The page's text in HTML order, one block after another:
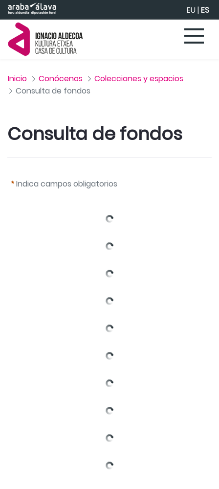
Saltar al contenido principal EU|ES
Inicio Conócenos
Colecciones y espacios
Consulta de fondos
Consulta de fondos
Indica campos obligatorios